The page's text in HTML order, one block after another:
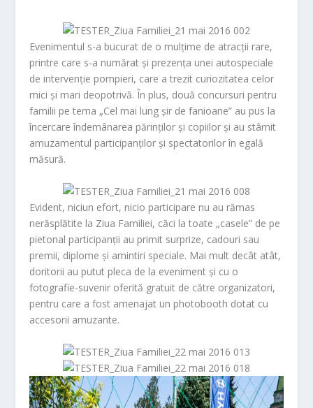
Evenimentul s-a bucurat de o mulțime de atracții rare,
printre care s-a numărat și prezența unei autospeciale
de intervenție pompieri, care a trezit curiozitatea celor
mici și mari deopotrivă. În plus, două concursuri pentru
familii pe tema „Cel mai lung șir de fanioane” au pus la
încercare îndemânarea părinților și copiilor și au stârnit
amuzamentul participanților și spectatorilor în egală
măsură.
Evident, niciun efort, nicio participare nu au rămas
nerăsplătite la Ziua Familiei, căci la toate „casele” de pe
pietonal participanții au primit surprize, cadouri sau
premii, diplome și amintiri speciale. Mai mult decât atât,
doritorii au putut pleca de la eveniment și cu o
fotografie-suvenir oferită gratuit de către organizatori,
pentru care a fost amenajat un photobooth dotat cu
accesorii amuzante.